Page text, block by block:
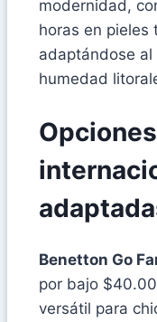
modernidad,
horas en pieles
adaptándose al
humedad
Benetton Go
por bajo
versátil para